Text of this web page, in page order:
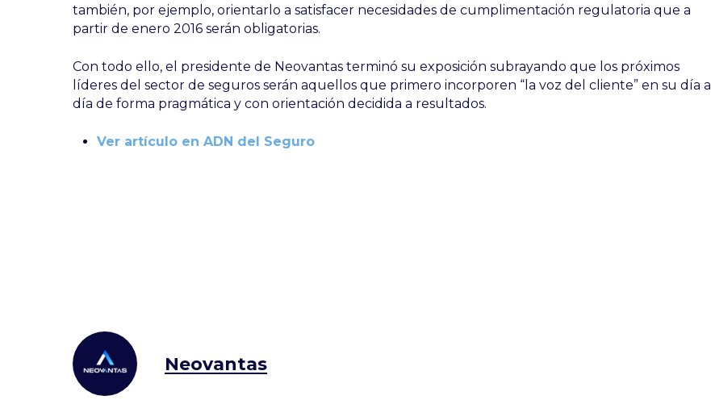
también, por ejemplo, orientarlo a satisfacer necesidades de cumplimentación regulatoria que a
partir de enero 2016 serán obligatorias.
Con todo ello, el presidente de Neovantas terminó su exposición subrayando que los próximos
líderes del sector de seguros serán aquellos que primero incorporen “la voz del cliente” en su día a
día de forma pragmática y con orientación decidida a resultados.
Ver artículo en ADN del Seguro
Neovantas